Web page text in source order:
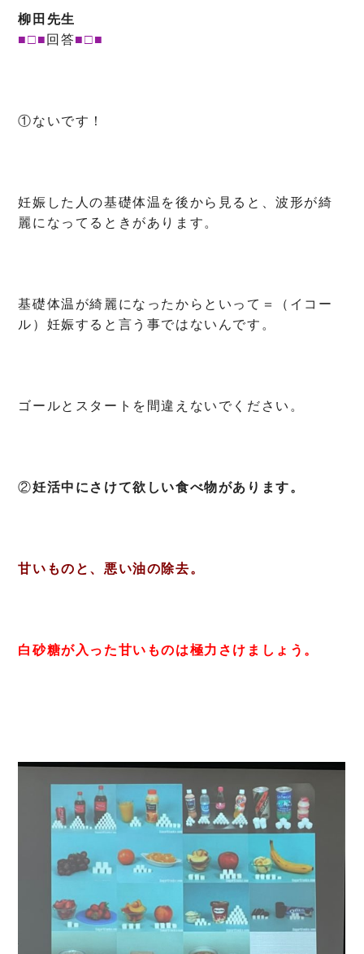
柳田先生
■□■ 回答■□■
①ないです！
妊娠した人の基礎体温を後から見ると、波形が綺
麗になってるときがあります。
基礎体温が綺麗になったからといって＝（イコー
ル）妊娠すると言う事ではないんです。
ゴールとスタートを間違えないでください。
②妊活中にさけて欲しい食べ物があります。
甘いものと、悪い油の除去。
白砂糖が入った甘いものは極力さけましょう。